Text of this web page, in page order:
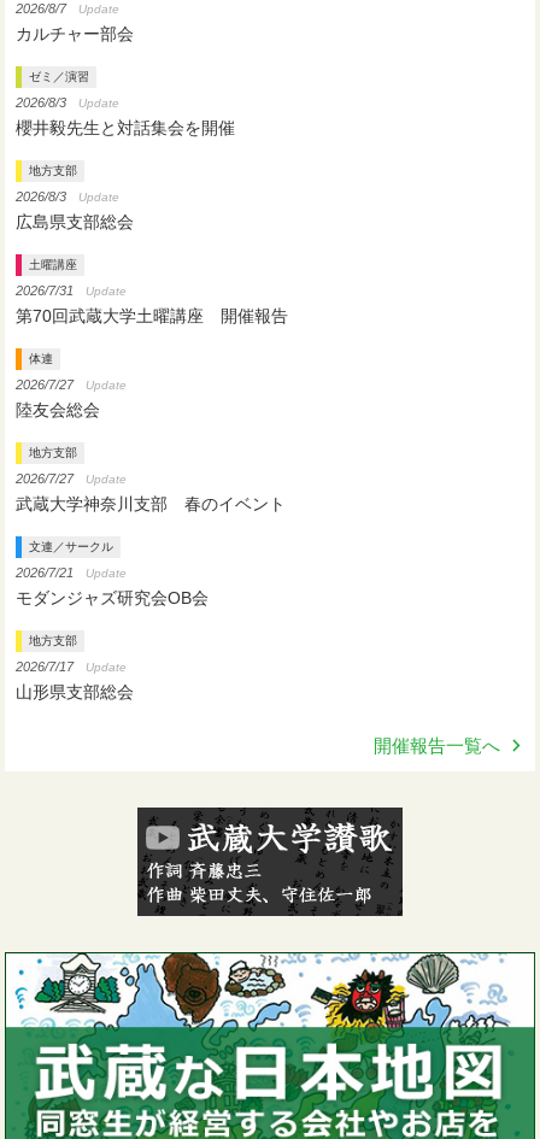
2026/8/7 Update
カルチャー部会
ゼミ／演習
2026/8/3 Update
櫻井毅先生と対話集会を開催
地方支部
2026/8/3 Update
広島県支部総会
土曜講座
2026/7/31 Update
第70回武蔵大学土曜講座 開催報告
体連
2026/7/27 Update
陸友会総会
地方支部
2026/7/27 Update
武蔵大学神奈川支部 春のイベント
文連／サークル
2026/7/21 Update
モダンジャズ研究会OB会
地方支部
2026/7/17 Update
山形県支部総会
開催報告一覧へ